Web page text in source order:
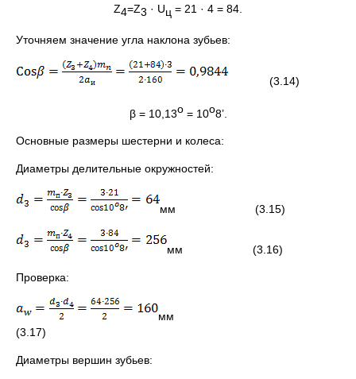
Z4=Z3 · Uц = 21 · 4 = 84.
Уточняем значение угла наклона зубьев:
(3.14)
β = 10,13о= 10о8’.
Основные размеры шестерни и колеса:
Диаметры делительные окружностей:
мм (3.15)
мм (3.16)
Проверка:
мм
(3.17)
Диаметры вершин зубьев: